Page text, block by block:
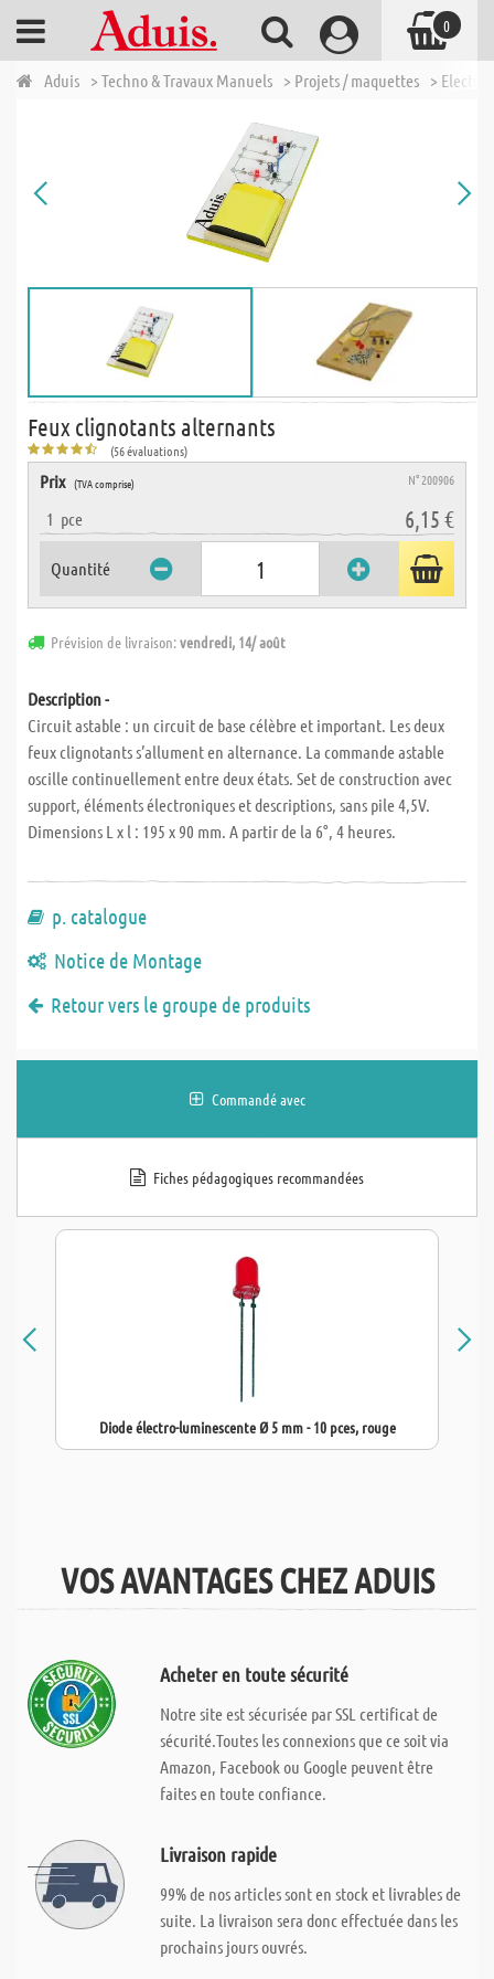
Aduis > Techno & Travaux Manuels > Projets / maquettes >
Feux clignotants alternants
(56 évaluations)
Prix (TVA comprise) N° 200906
1 pce 6,15 €
Quantité
Prévision de livraison:vendredi, 14/ août
Description -
Circuit astable : un circuit de base célèbre et important. Les deux
feux clignotants s’allument en alternance. La commande astable
oscille continuellement entre deux états. Set de construction avec
support, éléments électroniques et descriptions, sans pile 4,5V.
Dimensions L x l : 195 x 90 mm. A partir de la 6°, 4 heures.
p. catalogue
Notice de Montage
Retour vers le groupe de produits
Commandé avec
Fiches pédagogiques recommandées
Diode électro-luminescente Ø 5 mm - 10 pces, rouge
VOS AVANTAGES CHEZ ADUIS
Acheter en toute sécurité
Notre site est sécurisée par SSL certificat de
sécurité.Toutes les connexions que ce soit via
Amazon, Facebook ou Google peuvent être
faites en toute confiance.
Livraison rapide
99% de nos articles sont en stock et livrables de
suite. La livraison sera donc effectuée dans les
prochains jours ouvrés.
0